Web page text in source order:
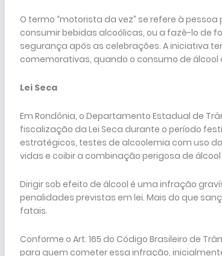
O termo “motorista da vez” se refere à
consumir bebidas alcoólicas, ou a fazê-lo de
segurança após as celebrações. A iniciativa
comemorativas, quando o consumo de
Lei Seca
Em Rondônia, o Departamento Estadual de
fiscalização da Lei Seca durante o período
estratégicos, testes de alcoolemia com uso
vidas e coibir a combinação perigosa de
Dirigir sob efeito de álcool é uma infração
penalidades previstas em lei. Mais do que
fatais.
Conforme o Art. 165 do Código Brasileiro de
para quem cometer essa infração,